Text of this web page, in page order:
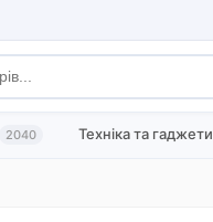
2040 Техніка та гаджети